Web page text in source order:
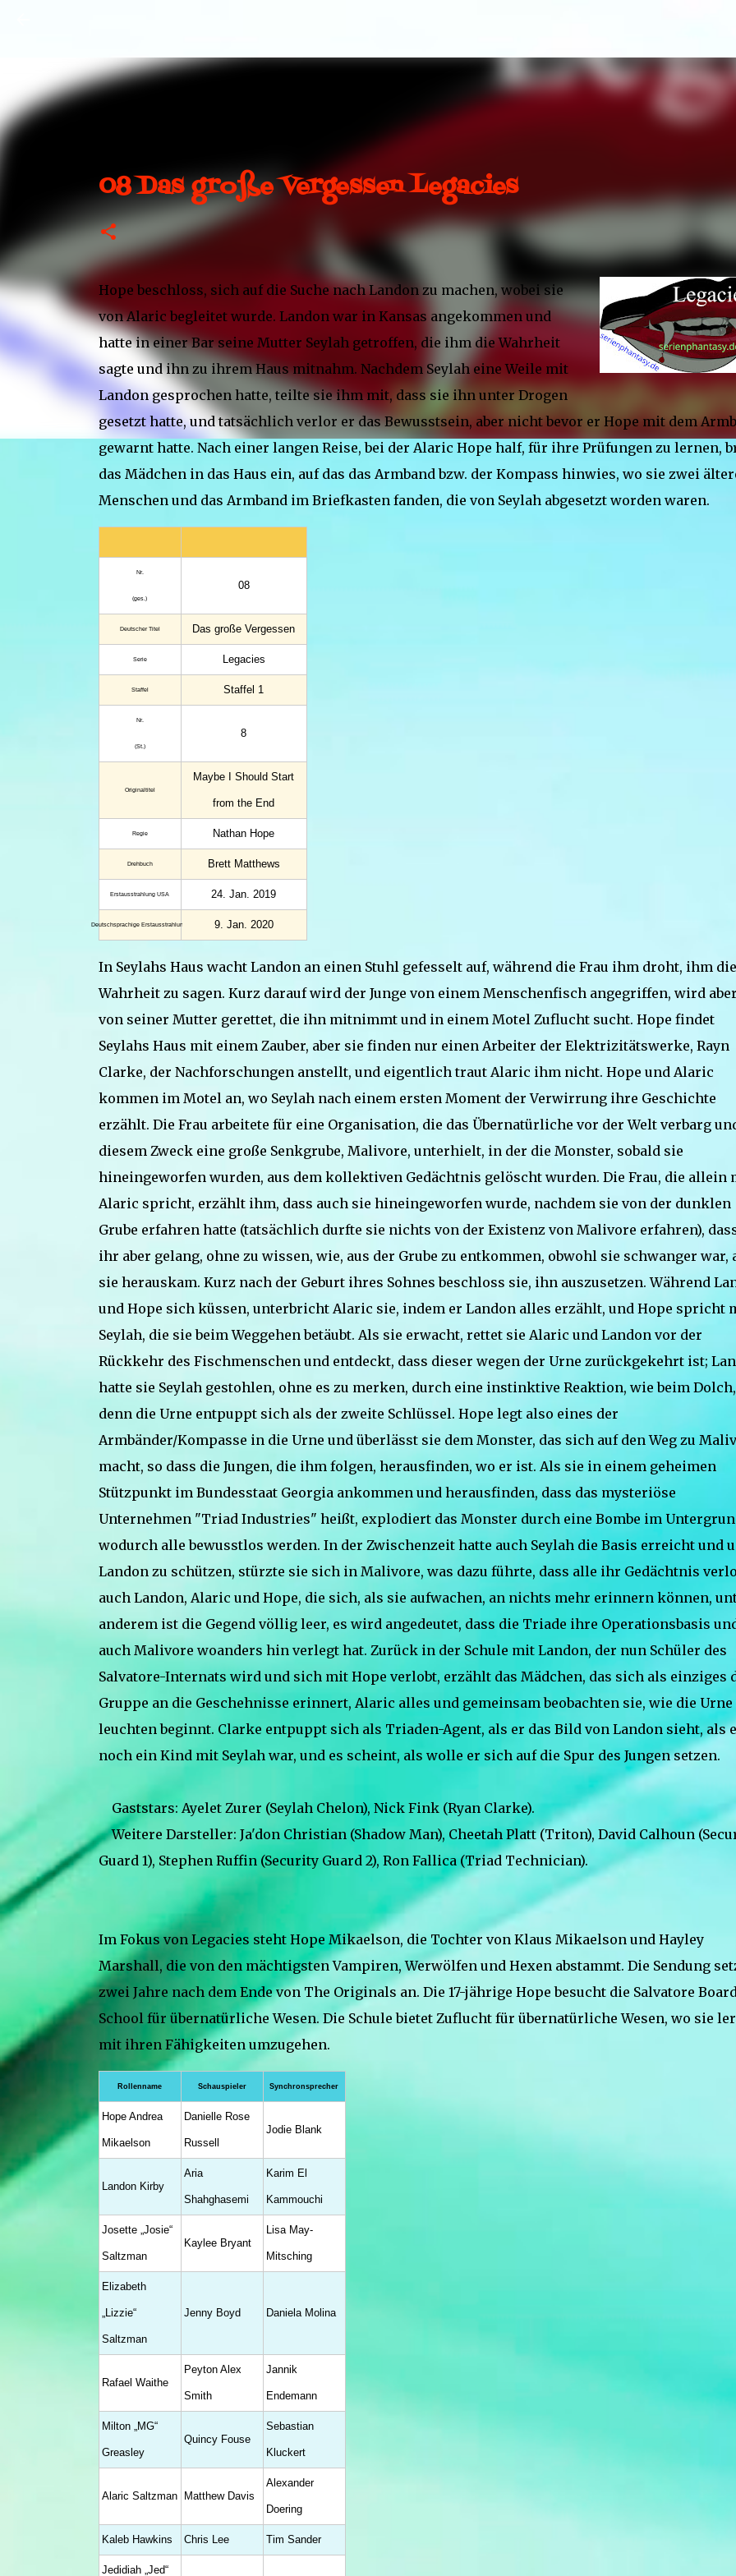
08 Das große Vergessen Legacies
Hope beschloss, sich auf die Suche nach Landon zu machen, wobei sie
von Alaric begleitet wurde. Landon war in Kansas angekommen und
hatte in einer Bar seine Mutter Seylah getroffen, die ihm die Wahrheit
sagte und ihn zu ihrem Haus mitnahm. Nachdem Seylah eine Weile mit
Landon gesprochen hatte, teilte sie ihm mit, dass sie ihn unter Drogen
gesetzt hatte, und tatsächlich verlor er das Bewusstsein, aber nicht bevor er Hope mit dem
gewarnt hatte. Nach einer langen Reise, bei der Alaric Hope half, für ihre Prüfungen zu lernen,
das Mädchen in das Haus ein, auf das das Armband bzw. der Kompass hinwies, wo sie zwei
Menschen und das Armband im Briefkasten fanden, die von Seylah abgesetzt worden waren.
Nr.
(ges.)
08
Deutscher Titel Das große Vergessen
Serie Legacies
Staffel Staffel 1
Nr.
(St.)
8
Original­titel
Maybe I Should Start
from the End
Regie Nathan Hope
Drehbuch Brett Matthews
Erstaus­strahlung USA 24. Jan. 2019
Deutsch­sprachige Erstaus­strahlung (D) 9. Jan. 2020
In Seylahs Haus wacht Landon an einen Stuhl gefesselt auf, während die Frau ihm droht, ihm die
Wahrheit zu sagen. Kurz darauf wird der Junge von einem Menschenfisch angegriffen, wird aber
von seiner Mutter gerettet, die ihn mitnimmt und in einem Motel Zuflucht sucht. Hope findet
Seylahs Haus mit einem Zauber, aber sie finden nur einen Arbeiter der Elektrizitätswerke, Rayn
Clarke, der Nachforschungen anstellt, und eigentlich traut Alaric ihm nicht. Hope und Alaric
kommen im Motel an, wo Seylah nach einem ersten Moment der Verwirrung ihre Geschichte
erzählt. Die Frau arbeitete für eine Organisation, die das Übernatürliche vor der Welt verbarg
diesem Zweck eine große Senkgrube, Malivore, unterhielt, in der die Monster, sobald sie
hineingeworfen wurden, aus dem kollektiven Gedächtnis gelöscht wurden. Die Frau, die allein
Alaric spricht, erzählt ihm, dass auch sie hineingeworfen wurde, nachdem sie von der dunklen
Grube erfahren hatte (tatsächlich durfte sie nichts von der Existenz von Malivore erfahren),
ihr aber gelang, ohne zu wissen, wie, aus der Grube zu entkommen, obwohl sie schwanger war,
sie herauskam. Kurz nach der Geburt ihres Sohnes beschloss sie, ihn auszusetzen. Während
und Hope sich küssen, unterbricht Alaric sie, indem er Landon alles erzählt, und Hope spricht
Seylah, die sie beim Weggehen betäubt. Als sie erwacht, rettet sie Alaric und Landon vor der
Rückkehr des Fischmenschen und entdeckt, dass dieser wegen der Urne zurückgekehrt ist;
hatte sie Seylah gestohlen, ohne es zu merken, durch eine instinktive Reaktion, wie beim Dolch,
denn die Urne entpuppt sich als der zweite Schlüssel. Hope legt also eines der
Armbänder/Kompasse in die Urne und überlässt sie dem Monster, das sich auf den Weg zu
macht, so dass die Jungen, die ihm folgen, herausfinden, wo er ist. Als sie in einem geheimen
Stützpunkt im Bundesstaat Georgia ankommen und herausfinden, dass das mysteriöse
Unternehmen "Triad Industries" heißt, explodiert das Monster durch eine Bombe im
wodurch alle bewusstlos werden. In der Zwischenzeit hatte auch Seylah die Basis erreicht und
Landon zu schützen, stürzte sie sich in Malivore, was dazu führte, dass alle ihr Gedächtnis
auch Landon, Alaric und Hope, die sich, als sie aufwachen, an nichts mehr erinnern können,
anderem ist die Gegend völlig leer, es wird angedeutet, dass die Triade ihre Operationsbasis
auch Malivore woanders hin verlegt hat. Zurück in der Schule mit Landon, der nun Schüler des
Salvatore-Internats wird und sich mit Hope verlobt, erzählt das Mädchen, das sich als einziges
Gruppe an die Geschehnisse erinnert, Alaric alles und gemeinsam beobachten sie, wie die Urne
leuchten beginnt. Clarke entpuppt sich als Triaden-Agent, als er das Bild von Landon sieht, als
noch ein Kind mit Seylah war, und es scheint, als wolle er sich auf die Spur des Jungen setzen.
Gaststars: Ayelet Zurer (Seylah Chelon), Nick Fink (Ryan Clarke).
Weitere Darsteller: Ja'don Christian (Shadow Man), Cheetah Platt (Triton), David Calhoun
Guard 1), Stephen Ruffin (Security Guard 2), Ron Fallica (Triad Technician).
Im Fokus von Legacies steht Hope Mikaelson, die Tochter von Klaus Mikaelson und Hayley
Marshall, die von den mächtigsten Vampiren, Werwölfen und Hexen abstammt. Die Sendung
zwei Jahre nach dem Ende von The Originals an. Die 17-jährige Hope besucht die Salvatore
School für übernatürliche Wesen. Die Schule bietet Zuflucht für übernatürliche Wesen, wo sie
mit ihren Fähigkeiten umzugehen.
Rollenname Schauspieler Synchronsprecher
Hope Andrea
Mikaelson
Danielle Rose
Russell
Jodie Blank
Landon Kirby
Aria
Shahghasemi
Karim El
Kammouchi
Josette „Josie“
Saltzman
Kaylee Bryant
Lisa May-
Mitsching
Elizabeth
„Lizzie“
Saltzman
Jenny Boyd Daniela Molina
Rafael Waithe
Peyton Alex
Smith
Jannik
Endemann
Milton „MG“
Greasley
Quincy Fouse
Sebastian
Kluckert
Alaric Saltzman Matthew Davis
Alexander
Doering
Kaleb Hawkins Chris Lee Tim Sander
Jedidiah „Jed“